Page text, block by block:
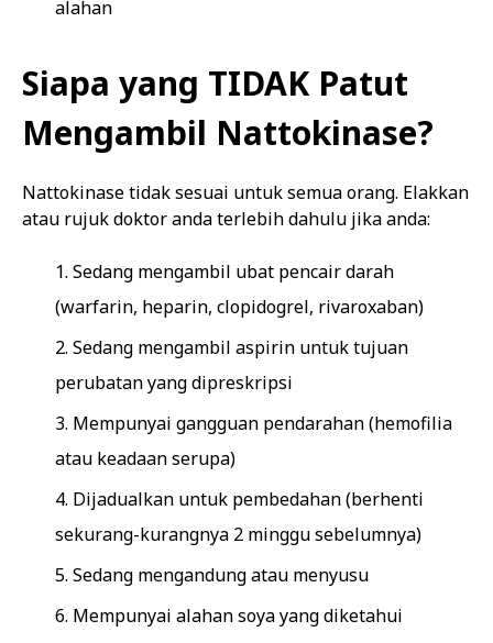
alahan
Siapa yang TIDAK Patut
Mengambil Nattokinase?
Nattokinase tidak sesuai untuk semua orang. Elakkan
atau rujuk doktor anda terlebih dahulu jika anda:
Sedang mengambil ubat pencair darah
(warfarin, heparin, clopidogrel, rivaroxaban)
Sedang mengambil aspirin untuk tujuan
perubatan yang dipreskripsi
Mempunyai gangguan pendarahan (hemofilia
atau keadaan serupa)
Dijadualkan untuk pembedahan (berhenti
sekurang-kurangnya 2 minggu sebelumnya)
Sedang mengandung atau menyusu
Mempunyai alahan soya yang diketahui